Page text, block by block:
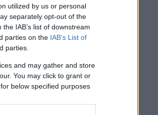
utilized by us or personal
separately opt-out of the
IAB’s list of downstream
parties on the IAB’s List of
parties.
and may gather and store
You may click to grant or
below specified purposes